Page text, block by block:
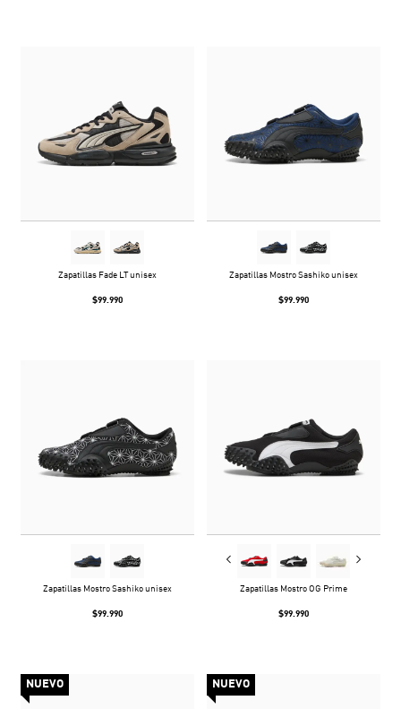
Zapatillas Fade LT unisex
$99.990
Zapatillas Mostro Sashiko unisex
$99.990
Zapatillas Mostro Sashiko unisex
$99.990
Zapatillas Mostro OG Prime
$99.990
NUEVO NUEVO